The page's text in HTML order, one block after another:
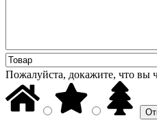
Пожалуйста, докажите, что вы